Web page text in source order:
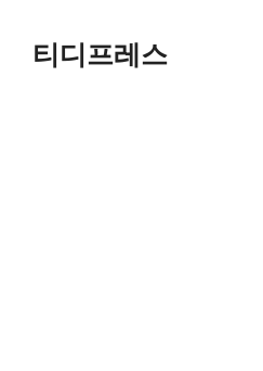
티디프레스